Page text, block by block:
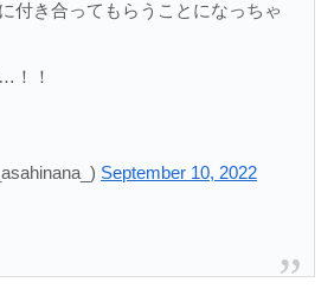
付き合ってもらうことになっちゃ
！！
September 10, 2022